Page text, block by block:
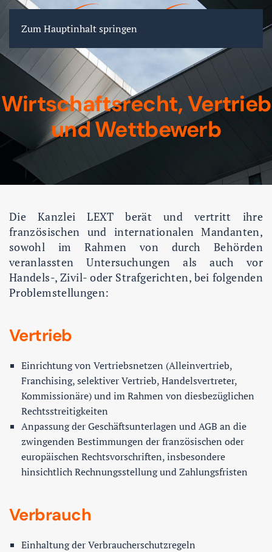
Zum Hauptinhalt springen
Wirtschaftsrecht, Vertrieb
und Wettbewerb
Die Kanzlei LEXT berät und vertritt ihre
französischen und internationalen Mandanten,
sowohl im Rahmen von durch Behörden
veranlassten Untersuchungen als auch vor
Handels-, Zivil- oder Strafgerichten, bei folgenden
Problemstellungen:
Vertrieb
Einrichtung von Vertriebsnetzen (Alleinvertrieb,
Franchising, selektiver Vertrieb, Handelsvertreter,
Kommissionäre) und im Rahmen von diesbezüglichen
Rechtsstreitigkeiten
Anpassung der Geschäftsunterlagen und AGB an die
zwingenden Bestimmungen der französischen oder
europäischen Rechtsvorschriften, insbesondere
hinsichtlich Rechnungsstellung und Zahlungsfristen
Verbrauch
Einhaltung der Verbraucherschutzregeln